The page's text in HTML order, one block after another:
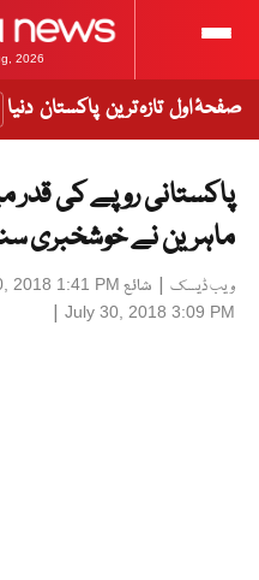
2026
صفحۂ اول تازہ ترین پاکستان دنیا
پاکستانی روپے کی قدر
ماہرین نے خوشخبری
ویب ڈیسک | شائع 2018 1:41 PM
July 30, 2018 3:09 PM
|